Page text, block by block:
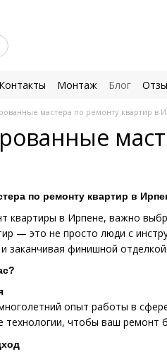
Контакты Монтаж Блог
мастера по ремонту квартир в
по ремонту квартир в
квартиры в Ирпене, важно
— это не просто люди с
заканчивая финишной отделкой.
опыт работы в
технологии, чтобы ваш ремонт